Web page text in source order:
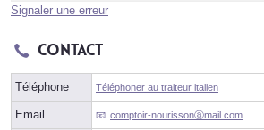
Signaler une erreur
Contact
Téléphone Téléphoner au traiteur italien
Email comptoir-nourissonⓐmail.com